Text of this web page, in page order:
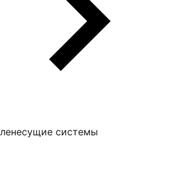
системы